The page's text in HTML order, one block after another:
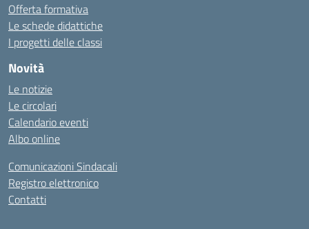
Offerta formativa
Le schede didattiche
I progetti delle classi
Novità
Le notizie
Le circolari
Calendario eventi
Albo online
Comunicazioni Sindacali
Registro elettronico
Contatti